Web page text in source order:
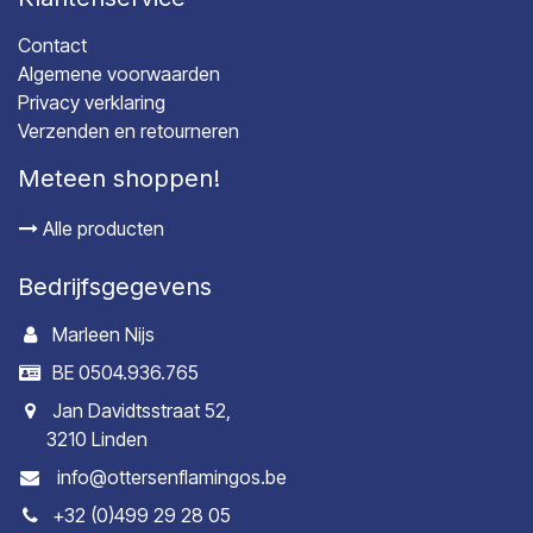
Contact
Algemene voorwaarden
Privacy verklaring
Verzenden en retourneren
Meteen shoppen!
Alle producten
Bedrijfsgegevens
Marleen Nijs
BE 0504.936.765
Jan Davidtsstraat 52,
3210 Linden
info@ottersenflamingos.be
+32 (0)499 29 28 05